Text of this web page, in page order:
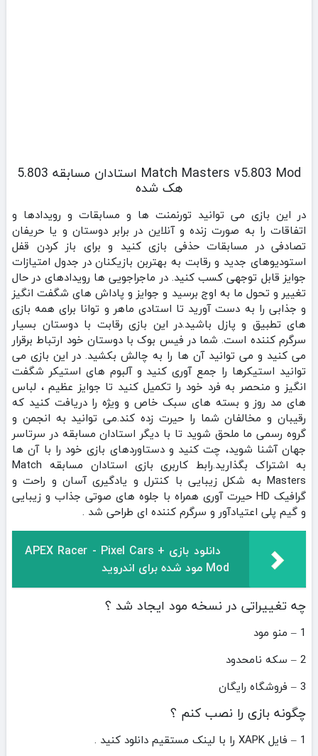
Match Masters v5.803 Mod استادان مسابقه 5.803
هک شده
در این بازی می توانید تورنمنت ها و مسابقات و رویدادها و
اتفاقات را به صورت زنده و آنلاین در برابر دوستان و یا حریفان
تصادفی در مسابقات حذفی بازی کنید و برای باز کردن قفل
استودیوهای جدید و رقابت به بهتربن بازیکنان در جدول امتیازات
جوایز قابل توجهی کسب کنید. در ماجراجویی ها رویدادهای در حال
تغییر و تحول ما به اوج برسید و جوایز و پاداش های شگفت انگیز
و جذابی را به دست آورید تا استادی ماهر و توانا برای همه بازی
های تطبیق و پازل باشید.در این بازی رقابت با دوستان بسیار
سرگرم کننده است. شما در فیس بوک با دوستان خود ارتباط برقرار
می کنید و می توانید آن ها را به چالش بکشید. در این بازی می
توانید استیکرها را جمع آوری کنید و آلبوم های استیکر شگفت
انگیز و منحصر به فرد خود را تکمیل کنید تا جوایز عظیم ، لباس
های مد روز و بسته های سبک خاص و ویژه را دریافت کنید که
رقیبان و مخالفان شما را حیرت زده کند.می توانید به انجمن و
گروه رسمی ما ملحق شوید تا با دیگر استادان مسابقه در سرتاسر
جهان آشنا شوید، چت کنید و دستاوردهای بازی خود را با آن ها
به اشتراک بگذارید.رابط کاربری بازی استادان مسابقه Match
Masters به شکل زیبایی با کنترل و یادگیری آسان و راحت و
گرافیک HD حیرت آوری همراه با جلوه های صوتی جذاب و زیبایی
و گیم پلی اعتیادآور و سرگرم کننده ای طراحی شد .
دانلود بازی APEX Racer - Pixel Cars +
Mod مود شده برای اندروید
چه تغییراتی در نسخه مود ایجاد شد ؟
1 – منو مود
2 – سکه نامحدود
3 – فروشگاه رایگان
چگونه بازی را نصب کنم ؟
1 – فایل XAPK را با لینک مستقیم دانلود کنید .